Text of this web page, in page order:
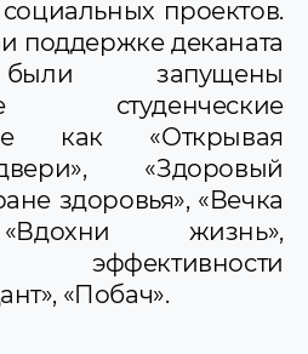
проектов.
поддержке деканата
были запущены
студенческие
как «Открывая
«Здоровый
здоровья», «Вечка
жизнь»,
эффективности
«Побач».